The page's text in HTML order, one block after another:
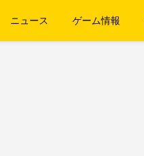
ニュース ゲーム情報